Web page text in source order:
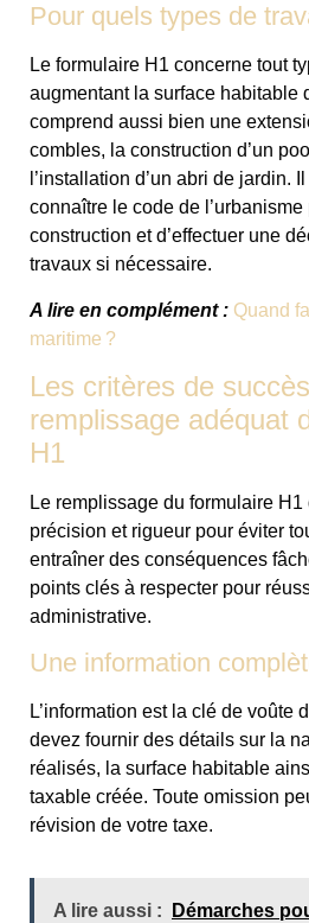
Pour quels types de
Le formulaire H1 concerne tout
augmentant la surface habitable
comprend aussi bien une
combles, la construction d’un
l’installation d’un abri de jardin.
connaître le code de
construction et d’effectuer une
travaux si nécessaire.
A lire en complément : Quand
maritime ?
Les critères de
remplissage adéquat
H1
Le remplissage du formulaire
précision et rigueur pour éviter
entraîner des conséquences
points clés à respecter pour
administrative.
Une information
L’information est la clé de voûte
devez fournir des détails sur la
réalisés, la surface habitable
taxable créée. Toute omission
révision de votre taxe.
A lire aussi :
Démarches